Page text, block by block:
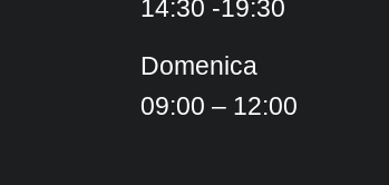
14:30 -19:30
Domenica
09:00 – 12:00